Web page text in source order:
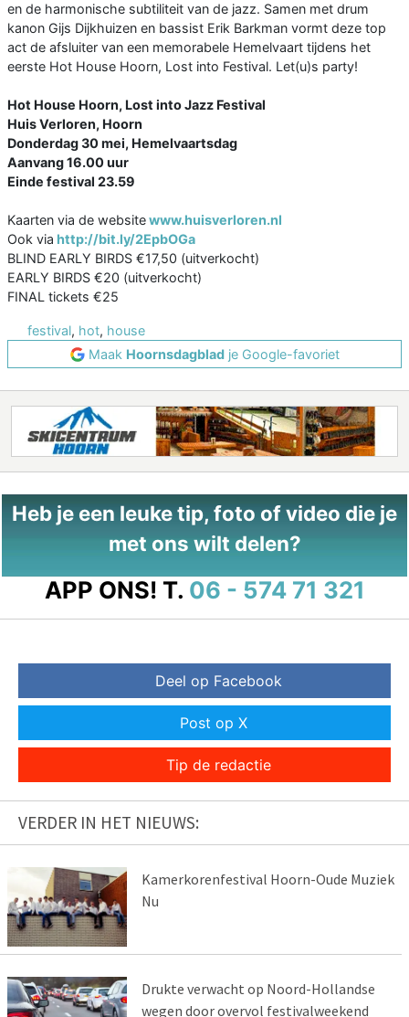
en de harmonische subtiliteit van de jazz. Samen met drum
kanon Gijs Dijkhuizen en bassist Erik Barkman vormt deze top
act de afsluiter van een memorabele Hemelvaart tijdens het
eerste Hot House Hoorn, Lost into Festival. Let(u)s party!
Hot House Hoorn, Lost into Jazz Festival
Huis Verloren, Hoorn
Donderdag 30 mei, Hemelvaartsdag
Aanvang 16.00 uur
Einde festival 23.59
Kaarten via de websitewww.huisverloren.nl
Ook via http://bit.ly/2EpbOGa
BLIND EARLY BIRDS €17,50 (uitverkocht)
EARLY BIRDS €20 (uitverkocht)
FINAL tickets €25
festival, hot, house
Maak Hoornsdagbladje Google-favoriet
Heb je een leuke tip, foto of video die je
met ons wilt delen?
APP ONS! T. 06 - 574 71 321
Deel op Facebook
Post op X
Tip de redactie
VERDER IN HET NIEUWS:
Kamerkorenfestival Hoorn-Oude Muziek
Nu
Drukte verwacht op Noord-Hollandse
wegen door overvol festivalweekend